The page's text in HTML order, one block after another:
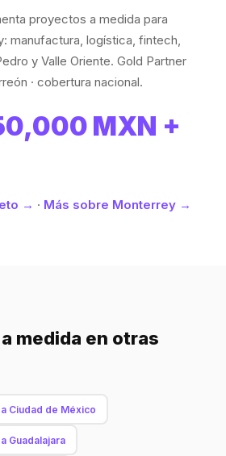
proyectos a medida para
manufactura, logística, fintech,
y Valle Oriente. Gold Partner
· cobertura nacional.
MXN +
→ · Más sobre Monterrey →
medida en otras
Ciudad de México
Guadalajara